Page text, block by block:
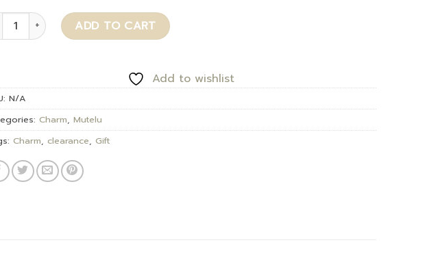
Sangkachai quantityADD TO CART
Add to wishlist
N/A
Charm, Mutelu
Charm, clearance, Gift